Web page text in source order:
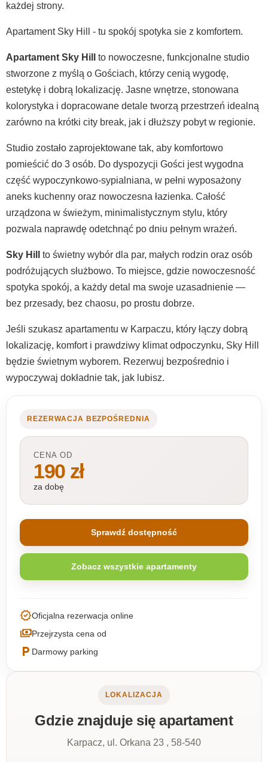
każdej strony.
Apartament Sky Hill - tu spokój spotyka sie z komfortem.
Apartament Sky Hill to nowoczesne, funkcjonalne studio
stworzone z myślą o Gościach, którzy cenią wygodę,
estetykę i dobrą lokalizację. Jasne wnętrze, stonowana
kolorystyka i dopracowane detale tworzą przestrzeń idealną
zarówno na krótki city break, jak i dłuższy pobyt w regionie.
Studio zostało zaprojektowane tak, aby komfortowo
pomieścić do 3 osób. Do dyspozycji Gości jest wygodna
część wypoczynkowo-sypialniana, w pełni wyposażony
aneks kuchenny oraz nowoczesna łazienka. Całość
urządzona w świeżym, minimalistycznym stylu, który
pozwala naprawdę odetchnąć po dniu pełnym wrażeń.
Sky Hill
to świetny wybór dla par, małych rodzin oraz osób
podróżujących służbowo. To miejsce, gdzie nowoczesność
spotyka spokój, a każdy detal ma swoje uzasadnienie —
bez przesady, bez chaosu, po prostu dobrze.
Jeśli szukasz apartamentu w Karpaczu, który łączy dobrą
lokalizację, komfort i prawdziwy klimat odpoczynku, Sky Hill
będzie świetnym wyborem. Rezerwuj bezpośrednio i
wypoczywaj dokładnie tak, jak lubisz.
REZERWACJA BEZPOŚREDNIA
CENA OD
190 zł
za dobę
Sprawdź dostępność
Zobacz wszystkie apartamenty
verifiedOficjalna rezerwacja online
paymentsPrzejrzysta cena od
local_parking Darmowy parking
LOKALIZACJA
Gdzie znajduje się apartament
Karpacz, ul. Orkana 23 , 58-540